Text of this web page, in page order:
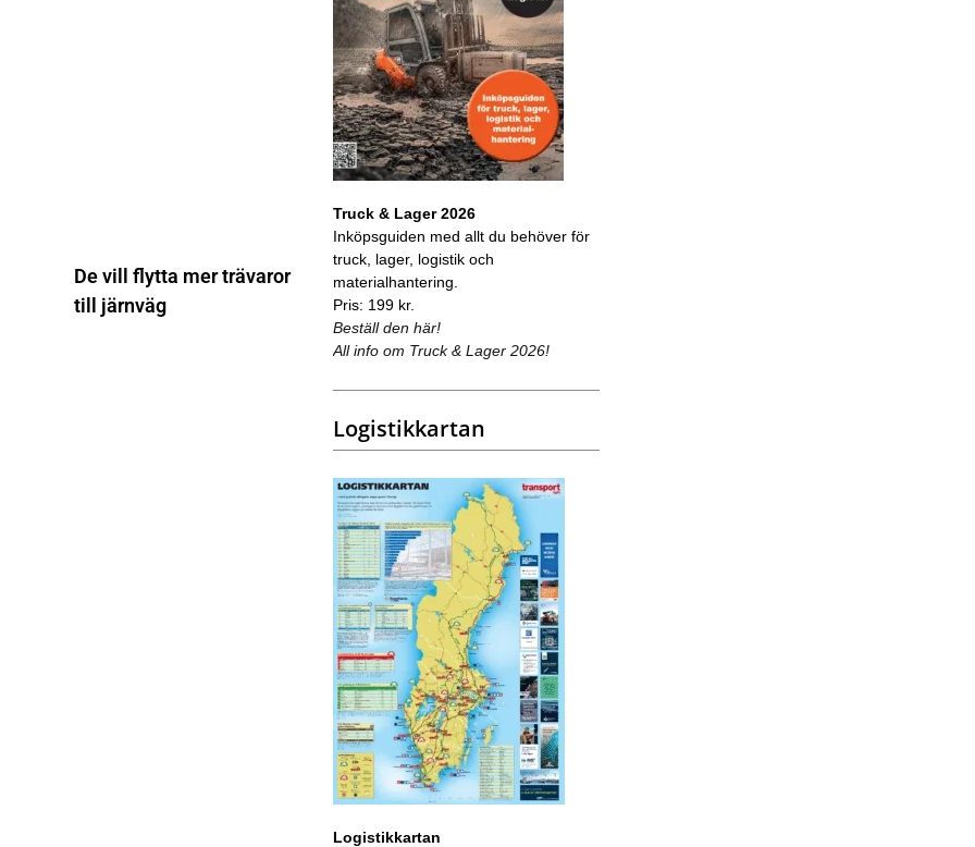
De vill flytta mer trävaror
till järnväg
Truck & Lager 2026
Inköpsguiden med allt du behöver för
truck, lager, logistik och
materialhantering.
Pris: 199 kr.
Beställ den här!
All info om Truck & Lager 2026!
Logistikkartan
Logistikkartan